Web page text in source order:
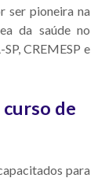
ser pioneira na
da saúde no
CREMESP e
curso de
para